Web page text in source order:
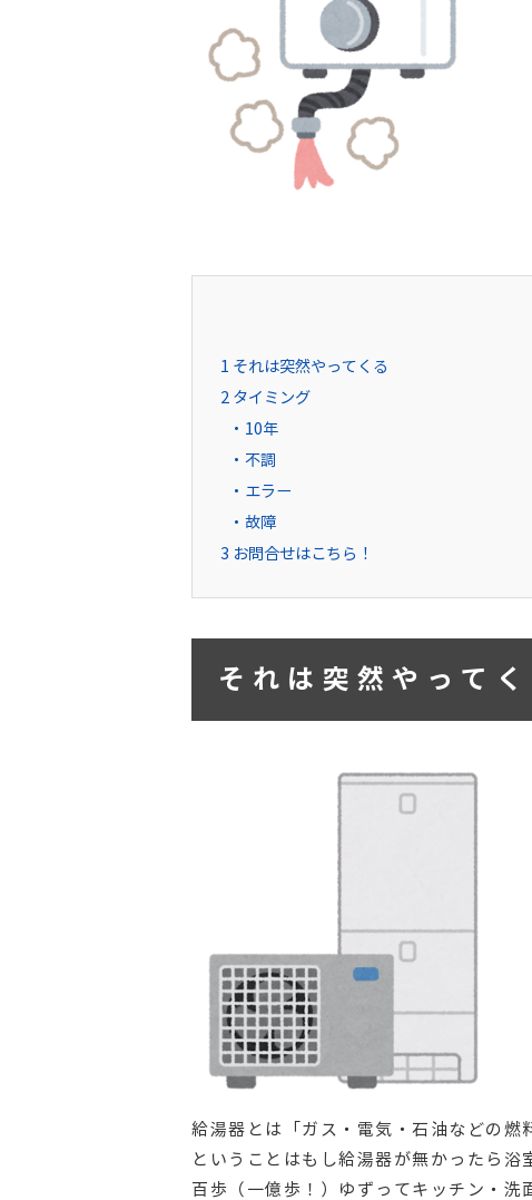
1 それは突然やってくる
2 タイミング
10年
不調
エラー
故障
3 お問合せはこちら！
それは突然やってく
給湯器とは「ガス・電気・石油などの燃
ということはもし給湯器が無かったら浴
百歩（一億歩！）ゆずってキッチン・